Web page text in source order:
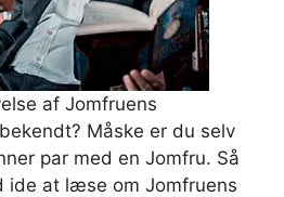
af Jomfruens
Måske er du selv
par med en Jomfru. Så
ide at læse om Jomfruens